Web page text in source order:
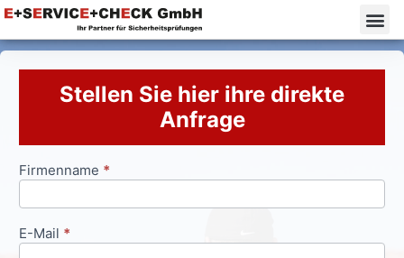
Stellen Sie hier ihre direkte
Anfrage
Anfrageformular
Firmenname *
E-Mail *